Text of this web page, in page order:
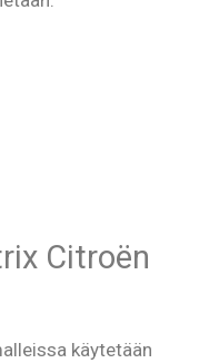
Citroën
käytetään